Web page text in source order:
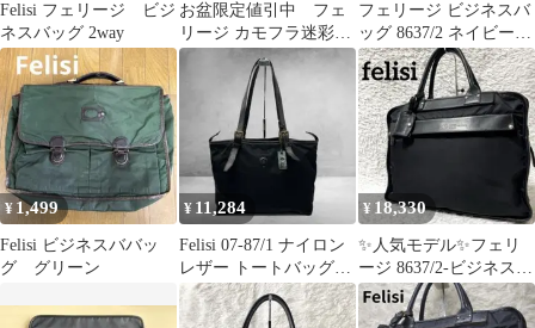
Felisi フェリージ ビジ
ネスバッグ 2way
お盆限定値引中 フェ
リージ カモフラ迷彩ト
ートバッグ ナイロント
ートFelisi
フェリージ ビジネスバ
ッグ 8637/2 ネイビー
ブラウン レザー ナイロ
ン
¥ 1,499
Felisi ビジネスババッ
グ グリーン
¥ 11,284
Felisi 07-87/1 ナイロン
レザー トートバッグ
A4収納可能 黒
¥ 18,330
✨人気モデル✨フェリ
ージ 8637/2-ビジネスバ
ッグ ブラック チャーム
A4